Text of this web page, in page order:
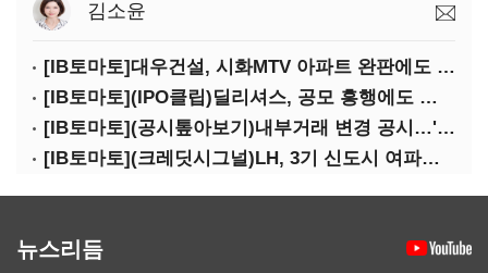
김소윤
[IB토마토]대우건설, 시화MTV 아파트 완판에도 손실…공사비 회수 난항
[IB토마토](IPO클립)딜리셔스, 공모 흥행에도 락업은 미미…441곳 중 확약 5곳
[IB토마토](공시톺아보기)내부거래 변경 공시…'20% 룰' 뭐길래
[IB토마토](크레딧시그널)LH, 3기 신도시 여파로…차입금 109조까지 확대
뉴스리듬